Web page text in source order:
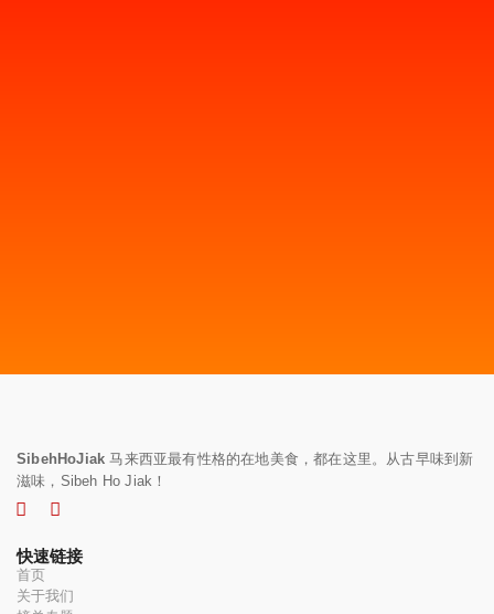
SibehHoJiak 马来西亚最有性格的在地美食，都在这里。从古早味到新
滋味，Sibeh Ho Jiak！
快速链接
首页
关于我们